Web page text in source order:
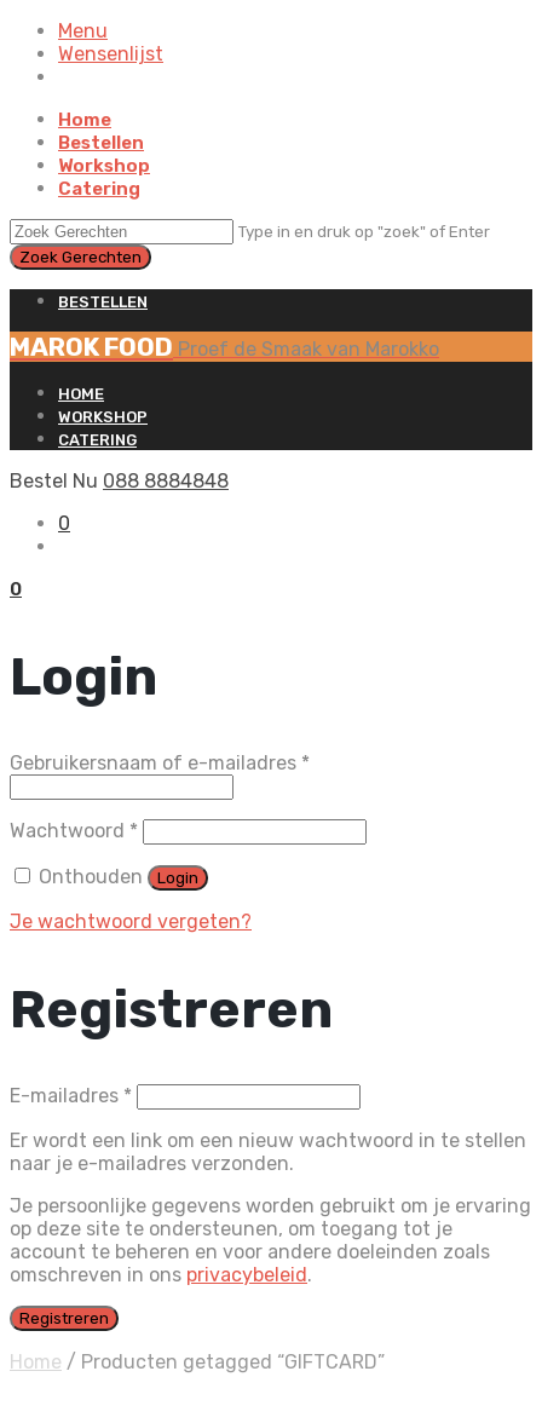
Menu
Wensenlijst
Home
Bestellen
Workshop
Catering
Type in en druk op "zoek" of Enter
BESTELLEN
MAROK FOOD Proef de Smaak van Marokko
HOME
WORKSHOP
CATERING
Bestel Nu 088 8884848
0
0
Login
Gebruikersnaam of e-mailadres *
Wachtwoord *
Onthouden Login
Je wachtwoord vergeten?
Registreren
E-mailadres *
Er wordt een link om een nieuw wachtwoord in te stellen
naar je e-mailadres verzonden.
Je persoonlijke gegevens worden gebruikt om je ervaring
op deze site te ondersteunen, om toegang tot je
account te beheren en voor andere doeleinden zoals
omschreven in ons privacybeleid.
Registreren
Home / Producten getagged “GIFTCARD”